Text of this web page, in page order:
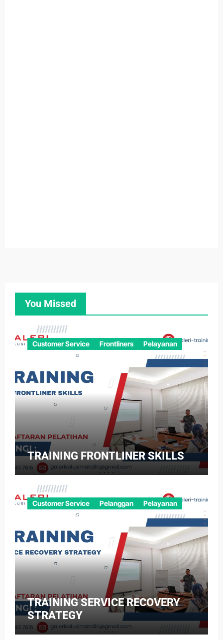
You Missed
Customer Service Frontliners Pelayanan
TRAINING FRONTLINER SKILLS
Customer Service Pelanggan Pelayanan
TRAINING SERVICE RECOVERY
STRATEGY